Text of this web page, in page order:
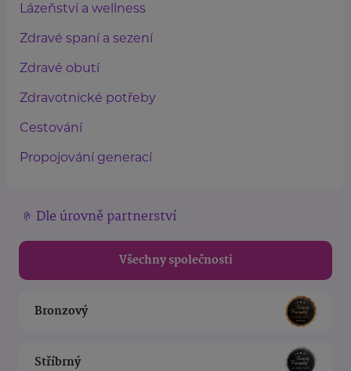
Lázeňství a wellness
Zdravé spaní a sezení
Zdravé obutí
Zdravotnické potřeby
Cestování
Propojování generací
Dle úrovně partnerství
Všechny společnosti
Bronzový
Stříbrný